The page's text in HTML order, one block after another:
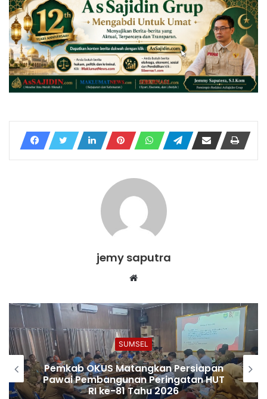
jemy saputra
Website
SUMSEL
Pemkab OKUS Matangkan Persiapan
Pawai Pembangunan Peringatan HUT
RI ke-81 Tahu 2026